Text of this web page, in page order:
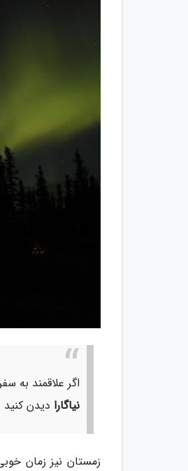
اگر علاقمند به
نیاگارا دیدن کنید
زمستان نیز زمان